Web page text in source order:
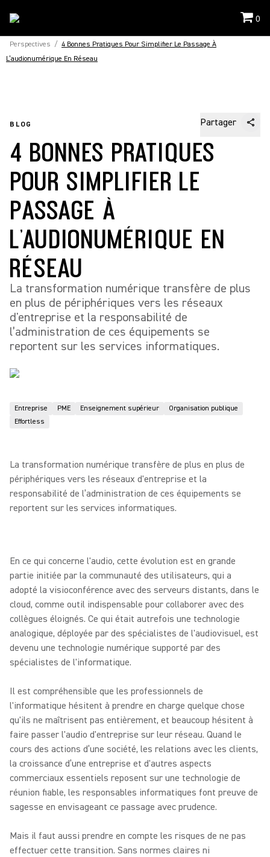
0
Perspectives / 4 Bonnes Pratiques Pour Simplifier Le Passage À
L’audionumérique En Réseau
BLOG Partager
4 BONNES PRATIQUES
POUR SIMPLIFIER LE
PASSAGE À
L’AUDIONUMÉRIQUE EN
RÉSEAU
La transformation numérique transfère de plus
en plus de périphériques vers les réseaux
d'entreprise et la responsabilité de
l’administration de ces équipements se
reportent sur les services informatiques.
Entreprise PME Enseignement supérieur
Organisation publique
Effortless
La transformation numérique transfère de plus en plus de
périphériques vers les réseaux d'entreprise et la
responsabilité de l’administration de ces équipements se
reportent sur les services informatiques.
En ce qui concerne l'audio, cette évolution est en grande
partie initiée par la communauté des utilisateurs, qui a
adopté la visioconférence avec des serveurs distants, dans le
cloud, comme outil indispensable pour collaborer avec des
collègues éloignés. Ce qui était autrefois une technologie
analogique, déployée par des spécialistes de l'audiovisuel, est
devenu une technologie numérique supporté par des
spécialistes de l'informatique.
Il est compréhensible que les professionnels de
l'informatique hésitent à prendre en charge quelque chose
qu'ils ne maîtrisent pas entièrement, et beaucoup hésitent à
faire passer l'audio d'entreprise sur leur réseau. Quand le
cours des actions d’une société, les relations avec les clients,
la croissance d’une entreprise et d'autres aspects
commerciaux essentiels reposent sur une technologie de
réunion fiable, les responsables informatiques font preuve de
sagesse en envisageant ce passage avec prudence.
Mais il faut aussi prendre en compte les risques de ne pas
effectuer cette transition. Sans normes claires ni